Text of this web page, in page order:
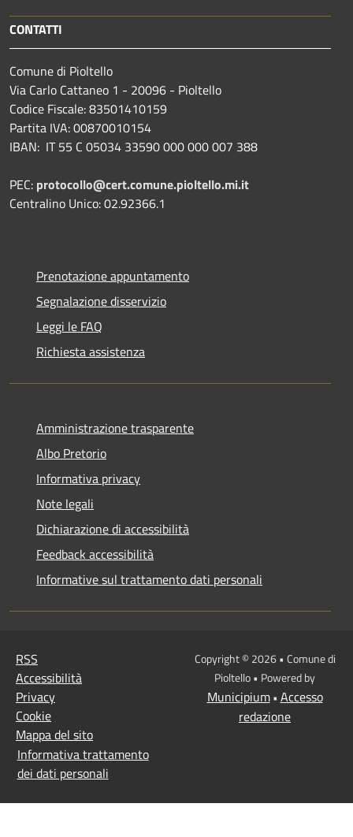
CONTATTI
Comune di Pioltello
Via Carlo Cattaneo 1 - 20096 - Pioltello
Codice Fiscale: 83501410159
Partita IVA: 00870010154
IBAN: IT 55 C 05034 33590 000 000 007 388
PEC: protocollo@cert.comune.pioltello.mi.it
Centralino Unico: 02.92366.1
Prenotazione appuntamento
Segnalazione disservizio
Leggi le FAQ
Richiesta assistenza
Amministrazione trasparente
Albo Pretorio
Informativa privacy
Note legali
Dichiarazione di accessibilità
Feedback accessibilità
Informative sul trattamento dati personali
RSS
Accessibilità
Privacy
Cookie
Mappa del sito
Informativa trattamento
dei dati personali
Copyright © 2026 • Comune di
Pioltello • Powered by
Municipium• Accesso
redazione